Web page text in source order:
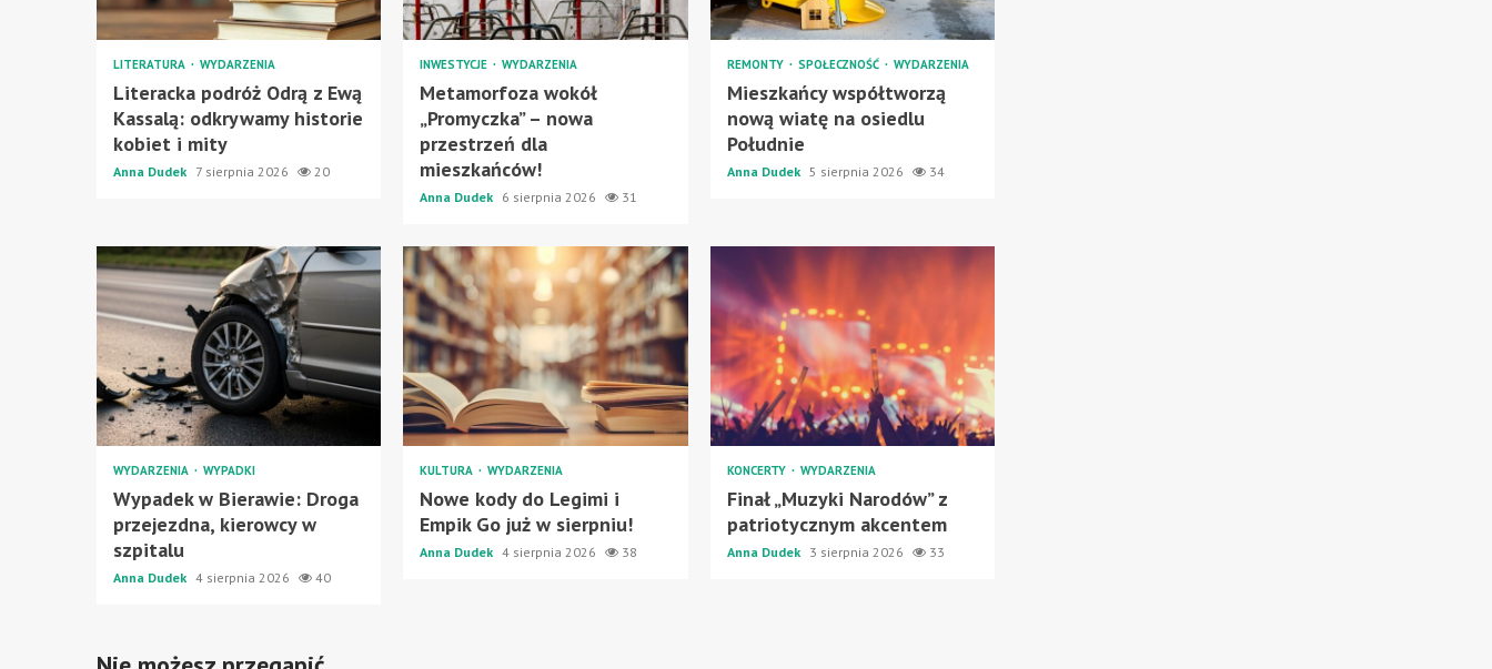
LITERATURA WYDARZENIA
Literacka podróż Odrą z Ewą
Kassalą: odkrywamy historie
kobiet i mity
Anna Dudek 7 sierpnia 2026 20
INWESTYCJE WYDARZENIA
Metamorfoza wokół
„Promyczka” – nowa
przestrzeń dla
mieszkańców!
Anna Dudek 6 sierpnia 2026 31
REMONTY SPOŁECZNOŚĆ WYDARZENIA
Mieszkańcy współtworzą
nową wiatę na osiedlu
Południe
Anna Dudek 5 sierpnia 2026 34
WYDARZENIA WYPADKI
Wypadek w Bierawie: Droga
przejezdna, kierowcy w
szpitalu
Anna Dudek 4 sierpnia 2026 40
KULTURA WYDARZENIA
Nowe kody do Legimi i
Empik Go już w sierpniu!
Anna Dudek 4 sierpnia 2026 38
KONCERTY WYDARZENIA
Finał „Muzyki Narodów” z
patriotycznym akcentem
Anna Dudek 3 sierpnia 2026 33